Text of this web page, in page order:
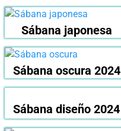
Sábana japonesa
Sábana oscura 2024
Sábana diseño 2024